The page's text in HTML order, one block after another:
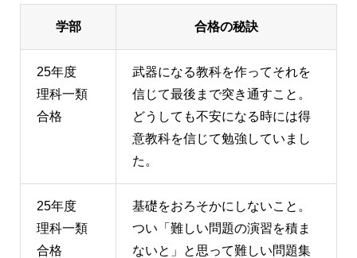
学部 合格の秘訣
25年度
理科一類
合格
武器になる教科を作ってそれを
信じて最後まで突き通すこと。
どうしても不安になる時には得
意教科を信じて勉強していまし
た。
25年度
理科一類
合格
基礎をおろそかにしないこと。
つい「難しい問題の演習を積ま
ないと」と思って難しい問題集